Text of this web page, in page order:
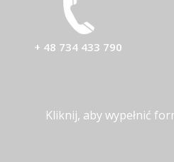
+ 48 734 433 790
Kliknij, aby wypełnić